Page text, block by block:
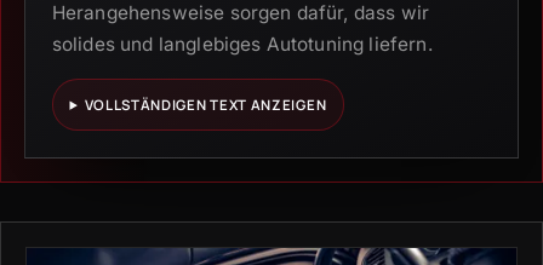
Herangehensweise sorgen dafür, dass wir
solides und langlebiges Autotuning liefern.
VOLLSTÄNDIGEN TEXT ANZEIGEN